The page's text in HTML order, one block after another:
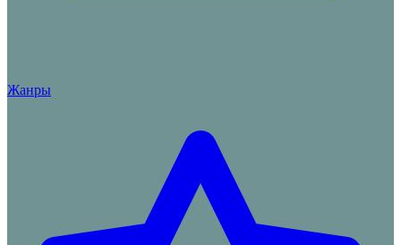
Жанры